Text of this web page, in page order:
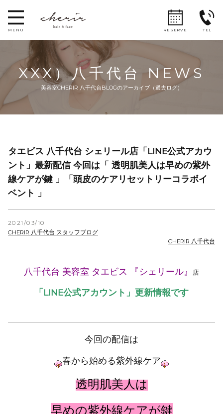
RESERVE TEL
MENU
HOME
PRICE
XXX）八千代台 NEWS
美容室CHERIR 八千代台BLOGのアーカイブ（過去ログ）
タエビス 八千代台 シェリール店「LINE公式アカウ
ント」最新配信 今回は「 透明肌美人は早めの紫外
線ケアが鍵 」「頭皮のケアリセットリーコラボイ
ベント 」
2021/03/10
CHERIR 八千代台 スタッフブログ
CHERIR 八千代台
八千代台 美容室 タエビス 『シェリール』 店
「LINE公式アカウント」更新情報です
今回の配信は
春から始める紫外線ケア
透明肌美人は
早めの紫外線ケアが鍵